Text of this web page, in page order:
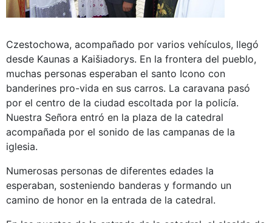
Czestochowa, acompañado por varios vehículos, llegó
desde Kaunas a Kaišiadorys. En la frontera del pueblo,
muchas personas esperaban el santo Icono con
banderines pro-vida en sus carros. La caravana pasó
por el centro de la ciudad escoltada por la policía.
Nuestra Señora entró en la plaza de la catedral
acompañada por el sonido de las campanas de la
iglesia.
Numerosas personas de diferentes edades la
esperaban, sosteniendo banderas y formando un
camino de honor en la entrada de la catedral.